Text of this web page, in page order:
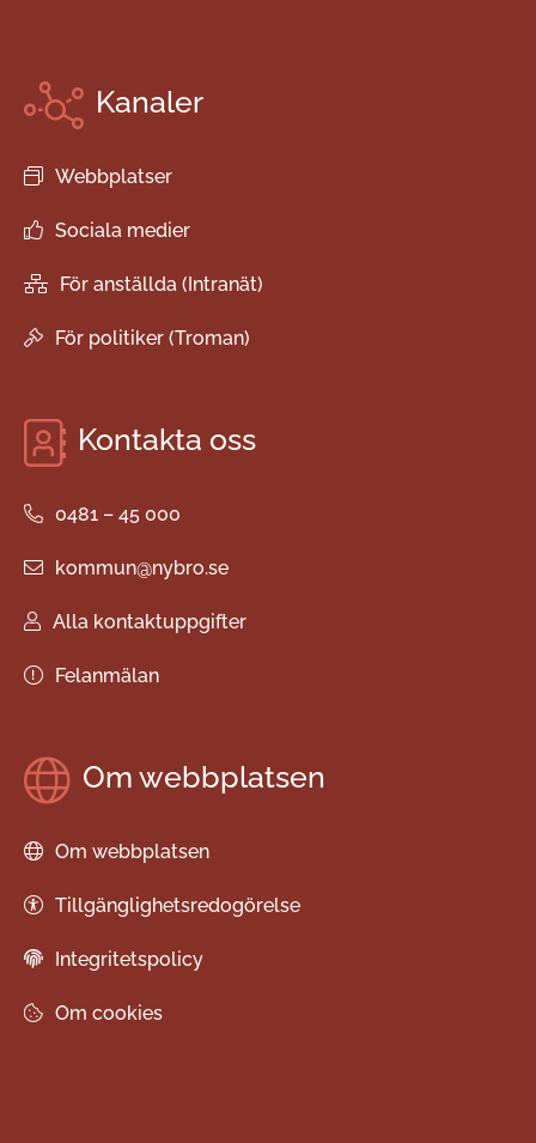
Kanaler
Webbplatser
Sociala medier
För anställda (Intranät)
För politiker (Troman)
Kontakta oss
0481 – 45 000
kommun@nybro.se
Alla kontaktuppgifter
Felanmälan
Om webbplatsen
Om webbplatsen
Tillgänglighetsredogörelse
Integritetspolicy
Om cookies